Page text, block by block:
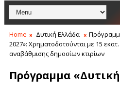
Home Δυτική Ελλάδα
2027»: Χρηματοδοτούνται με 15
αναβάθμισης δημοσίων κτιρίων
Πρόγραμμα